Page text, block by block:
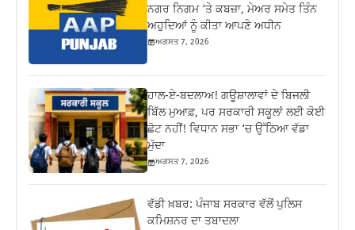
ਨਗਰ ਨਿਗਮ ‘ਤੇ ਕਬਜ਼ਾ, ਮੇਅਰ ਸਮੇਤ ਤਿੰਨ
ਅਹੁਦਿਆਂ ਨੂੰ ਕੀਤਾ ਆਪਣੇ ਅਧੀਨ
ਅਗਸਤ 7, 2026
ਹਾਲ-ਏ-ਬਦਲਾਅ! ਗਊਸ਼ਾਲਾਵਾਂ ਦੇ ਬਿਜਲੀ
ਬਿੱਲ ਮੁਆਫ਼, ਪਰ ਸਰਕਾਰੀ ਸਕੂਲਾਂ ਲਈ ਕੋਈ
ਛੋਟ ਨਹੀਂ! ਵਿਧਾਨ ਸਭਾ ‘ਚ ਉੱਠਿਆ ਵੱਡਾ
ਮੁੱਦਾ
ਅਗਸਤ 7, 2026
ਵੱਡੀ ਖ਼ਬਰ: ਪੰਜਾਬ ਸਰਕਾਰ ਵੱਲੋਂ ਪੁਲਿਸ
ਕਮਿਸ਼ਨਰ ਦਾ ਤਬਾਦਲਾ